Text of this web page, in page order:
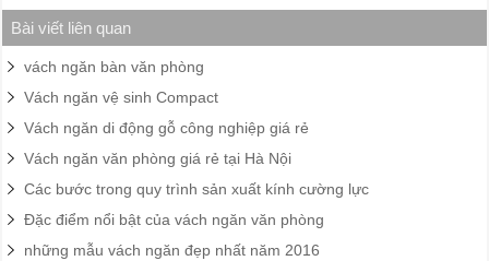
Bài viết liên quan
vách ngăn bàn văn phòng
Vách ngăn vệ sinh Compact
Vách ngăn di động gỗ công nghiệp giá rẻ
Vách ngăn văn phòng giá rẻ tại Hà Nội
Các bước trong quy trình sản xuất kính cường lực
Đặc điểm nổi bật của vách ngăn văn phòng
những mẫu vách ngăn đẹp nhất năm 2016